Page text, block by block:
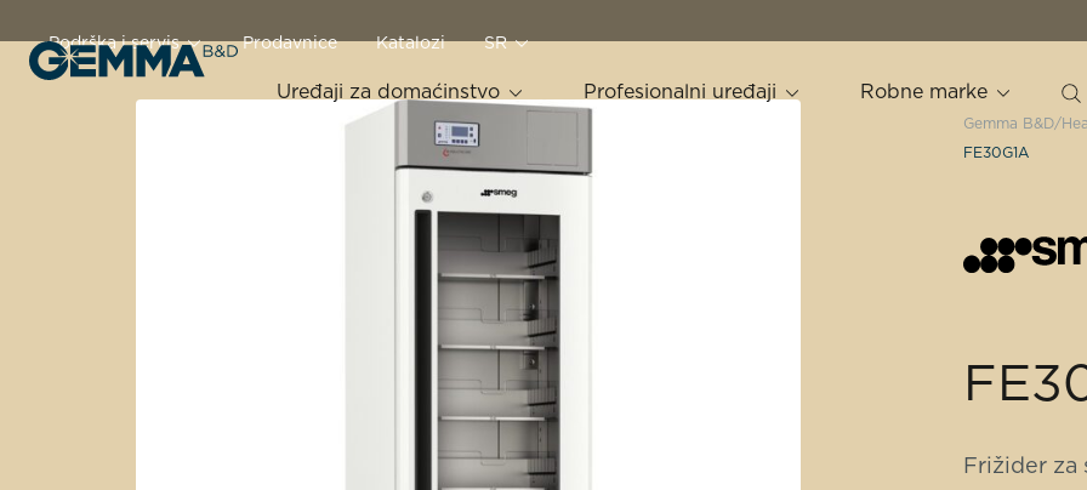
Uređaji za domaćinstvo Profesionalni uređaji Robne marke
Podrška i servis Prodavnice Katalozi SR
Gemma B&D
FE30G1A
Frižider za